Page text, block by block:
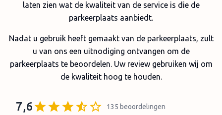
laten zien wat de kwaliteit van de service is die de
parkeerplaats aanbiedt.
Nadat u gebruik heeft gemaakt van de parkeerplaats, zult
u van ons een uitnodiging ontvangen om de
parkeerplaats te beoordelen. Uw review gebruiken wij om
de kwaliteit hoog te houden.
7,6 135 beoordelingen